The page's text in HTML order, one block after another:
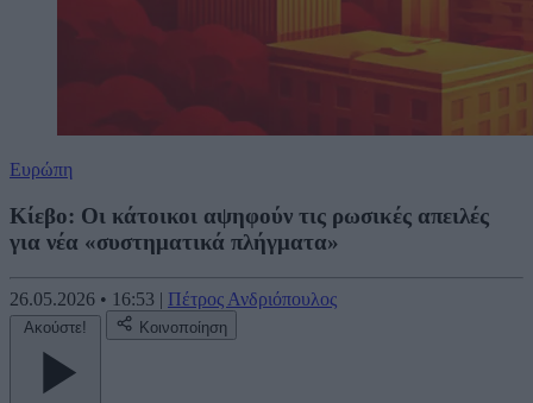
Ευρώπη
Κίεβο: Οι κάτοικοι αψηφούν τις ρωσικές απειλές
για νέα «συστηματικά πλήγματα»
26.05.2026 • 16:53 | Πέτρος Ανδριόπουλος
Ακούστε! Κοινοποίηση